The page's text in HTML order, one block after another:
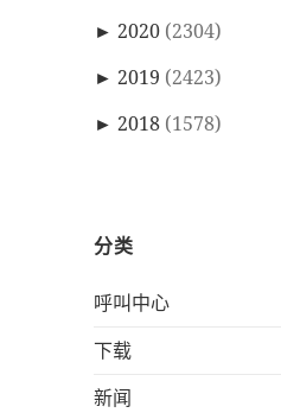
► 2020 (2304)
► 2019 (2423)
► 2018 (1578)
分类
呼叫中心
下载
新闻